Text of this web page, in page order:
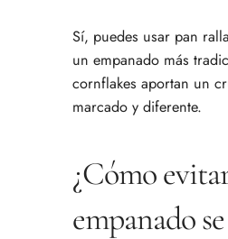
Sí, puedes usar pan
un empanado más
cornflakes aportan un
marcado y diferente.
¿Cómo
empanado